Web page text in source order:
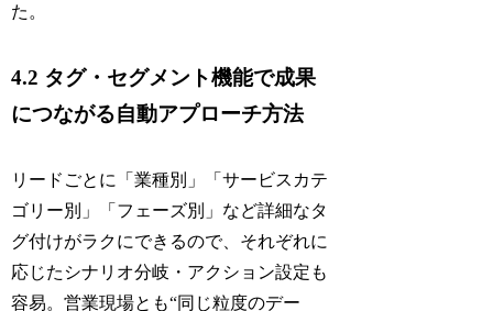
た。
4.2 タグ・セグメント機能で成果
につながる自動アプローチ方法
リードごとに「業種別」「サービスカテ
ゴリー別」「フェーズ別」など詳細なタ
グ付けがラクにできるので、それぞれに
応じたシナリオ分岐・アクション設定も
容易。営業現場とも“同じ粒度のデー